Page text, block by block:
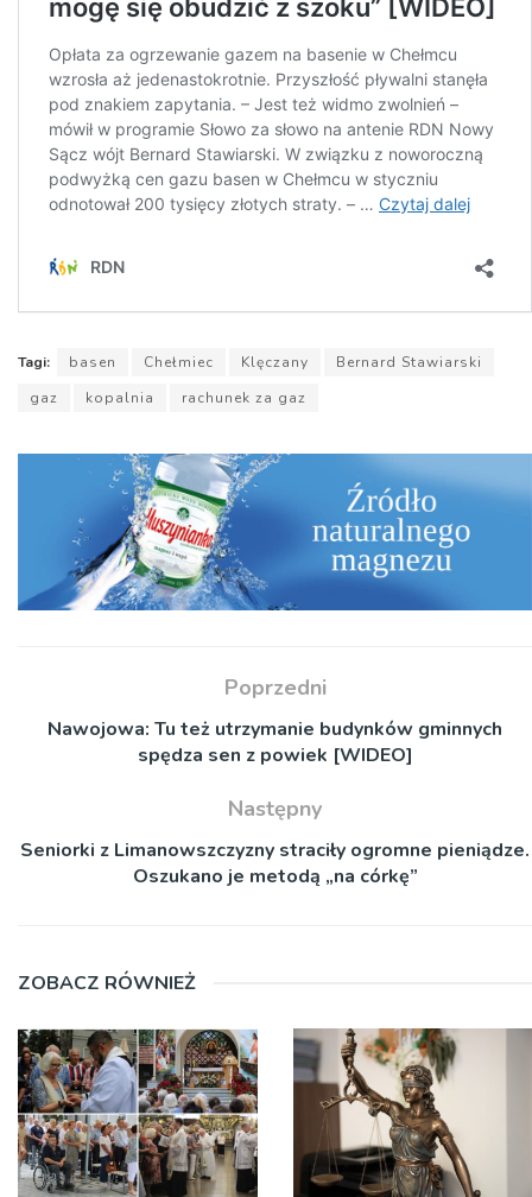
Tagi: basen Chełmiec Klęczany
Bernard Stawiarski
gaz
kopalnia rachunek za gaz
Poprzedni
Nawojowa: Tu też utrzymanie budynków gminnych
spędza sen z powiek [WIDEO]
Następny
Seniorki z Limanowszczyzny straciły ogromne pieniądze.
Oszukano je metodą „na córkę”
ZOBACZ RÓWNIEŻ